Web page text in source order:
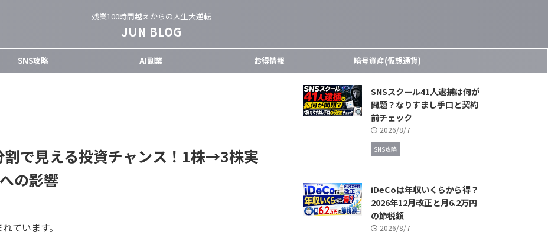
残業100時間越えからの人生大逆転
JUN BLOG
SNS攻略 AI副業 お得情報 暗号資産(仮想通貨)
で見える投資チャンス！1株→3株実
の影響
ています。
SNSスクール41人逮捕は何が
問題？なりすまし手口と契約
前チェック
2026/8/7
SNS攻略
iDeCoは年収いくらから得？
2026年12月改正と月6.2万円
の節税額
2026/8/7